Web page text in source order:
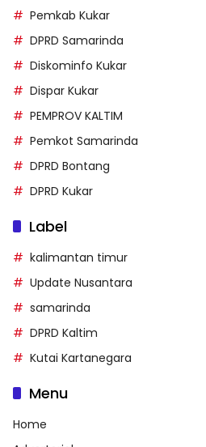
Pemkab Kukar
DPRD Samarinda
Diskominfo Kukar
Dispar Kukar
PEMPROV KALTIM
Pemkot Samarinda
DPRD Bontang
DPRD Kukar
Label
kalimantan timur
Update Nusantara
samarinda
DPRD Kaltim
Kutai Kartanegara
Menu
Home